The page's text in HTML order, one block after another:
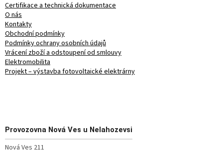
Certifikace a technická dokumentace
O nás
Kontakty
Obchodní podmínky
Podmínky ochrany osobních údajů
Vrácení zboží a odstoupení od smlouvy
Elektromobilita
Projekt – výstavba fotovoltaické elektrárny
Provozovna Nová Ves u Nelahozevsi
Nová Ves 211